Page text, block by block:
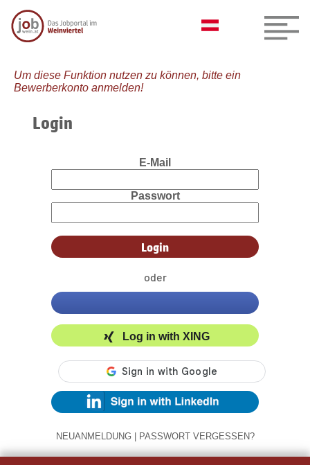
Um diese Funktion nutzen zu können, bitte ein
Bewerberkonto anmelden!
Login
E-Mail
Passwort
oder
Log in with XING
NEUANMELDUNG | PASSWORT VERGESSEN?